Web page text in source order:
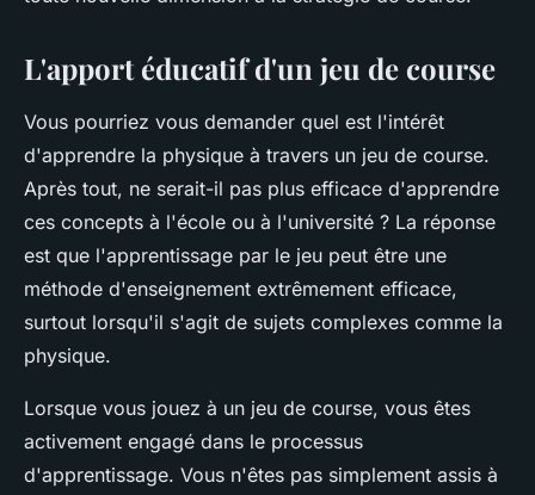
L'apport éducatif d'un jeu de course
Vous pourriez vous demander quel est l'intérêt
d'apprendre la physique à travers un jeu de course.
Après tout, ne serait-il pas plus efficace d'apprendre
ces concepts à l'école ou à l'université ? La réponse
est que l'apprentissage par le jeu peut être une
méthode d'enseignement extrêmement efficace,
surtout lorsqu'il s'agit de sujets complexes comme la
physique.
Lorsque vous jouez à un jeu de course, vous êtes
activement engagé dans le processus
d'apprentissage. Vous n'êtes pas simplement assis à